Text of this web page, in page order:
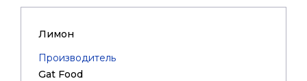
Лимон
Производитель
Gat Food